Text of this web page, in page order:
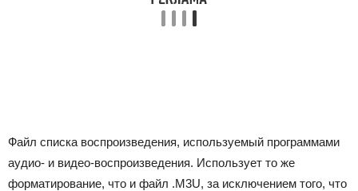
Файл списка воспроизведения, используемый программами
аудио- и видео-воспроизведения. Использует то же
форматирование, что и файл .M3U, за исключением того, что